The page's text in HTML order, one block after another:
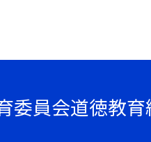
委員会道徳教育